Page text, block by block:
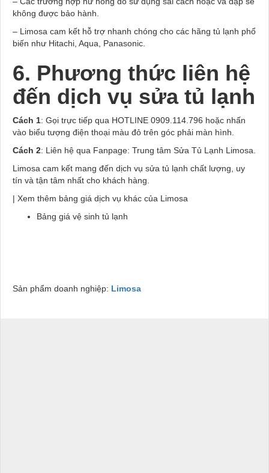
không được bảo hành.
– Limosa cam kết hỗ trợ nhanh chóng cho các hãng tủ lạnh phổ
biến như Hitachi, Aqua, Panasonic.
6. Phương thức liên hệ
đến dịch vụ sửa tủ lạnh
Cách 1: Gọi trực tiếp qua HOTLINE 0909.114.796 hoặc nhấn
vào biểu tượng điện thoại màu đỏ trên góc phải màn hình.
Cách 2: Liên hệ qua Fanpage: Trung tâm Sửa Tủ Lạnh Limosa.
Limosa cam kết mang đến dịch vụ sửa tủ lạnh chất lượng, uy
tín và tận tâm nhất cho khách hàng.
| Xem thêm bảng giá dịch vụ khác của Limosa
Bảng giá vệ sinh tủ lạnh
Sản phẩm doanh nghiệp: Limosa